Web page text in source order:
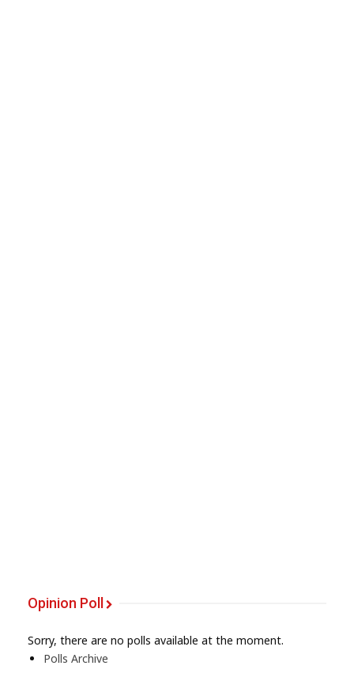
Opinion Poll
Sorry, there are no polls available at the moment.
Polls Archive